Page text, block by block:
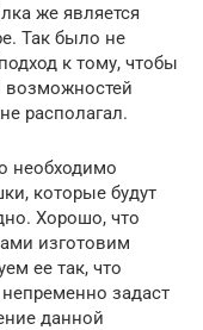
же является
Так было не
к тому, чтобы
возможностей
располагал.
необходимо
которые будут
Хорошо, что
изготовим
ее так, что
задаст
данной